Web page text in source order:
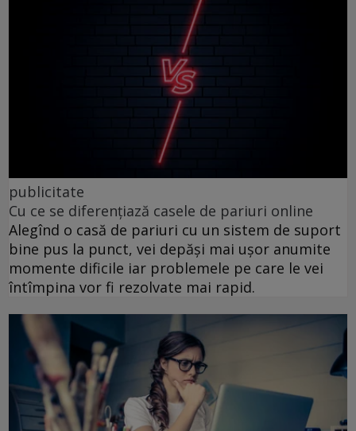
publicitate
Cu ce se diferențiază casele de pariuri online
Alegînd o casă de pariuri cu un sistem de suport
bine pus la punct, vei depăși mai ușor anumite
momente dificile iar problemele pe care le vei
întîmpina vor fi rezolvate mai rapid.